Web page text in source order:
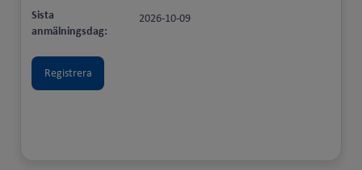
Sista
anmälningsdag:
2026-10-09